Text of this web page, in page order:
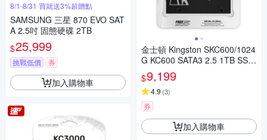
8/1-8/31 買就送3%超贈點
SAMSUNG 三星 870 EVO SAT
A 2.5吋 固態硬碟 2TB
$25,999
挑戰低價 券
加入購物車
金士頓 Kingston SKC600/1024
G KC600 SATA3 2.5 1TB SSD
固態硬碟
$9,199
4.9 (3)
券
加入購物車